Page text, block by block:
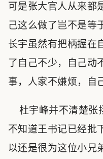
可是张大官人从来都
己这么做了岂不是等
长宇虽然有把柄握在
了自己不少，自己动
事，人家不嫌烦，自
杜宇峰并不清楚张
不知道王书记已经批
以还是很为这位小兄